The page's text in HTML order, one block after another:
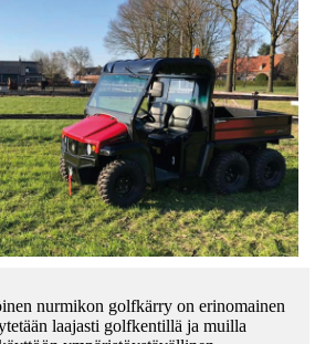
nurmikon golfkärry on erinomainen
laajasti golfkentillä ja muilla